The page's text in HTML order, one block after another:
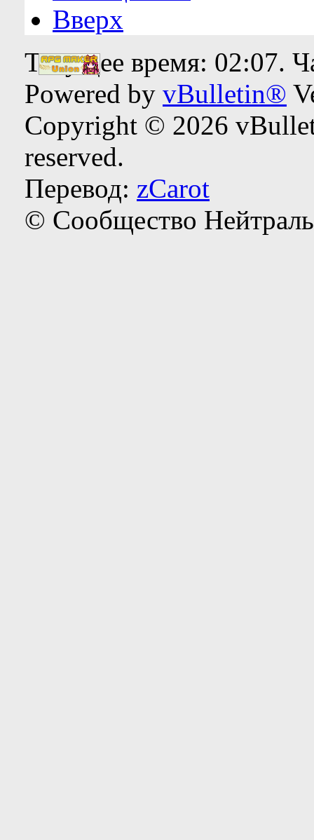
Вверх
Текущее время: 02:07.
Powered by vBulletin®
Copyright © 2026
reserved.
Перевод: zCarot
© Сообщество